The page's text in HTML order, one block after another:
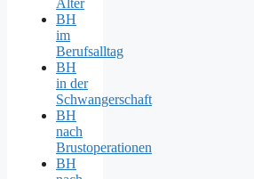
Alter
BH
im
Berufsalltag
BH
in der
Schwangerschaft
BH
nach
Brustoperationen
BH